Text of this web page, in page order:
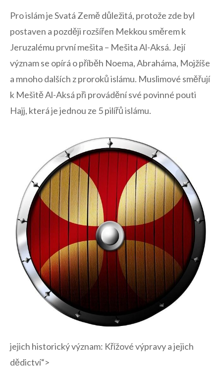
Pro islám je Svatá Země důležitá, protože zde byl
postaven a​ později ⁢rozšířen Mekkou ⁤směrem k
Jeruzalému první⁤ mešita –⁣ Mešita Al-Aksá. Její
význam se opírá o ⁤příběh Noema,​ Abraháma, Mojžíše
a mnoho dalších z proroků islámu. Muslimové směřují
k Mešitě Al-Aksá při provádění své povinné pouti
Hajj, ‌která je jednou ze 5 pilířů islámu.
jejich historický význam: Křížové výpravy a jejich
dědictví“>